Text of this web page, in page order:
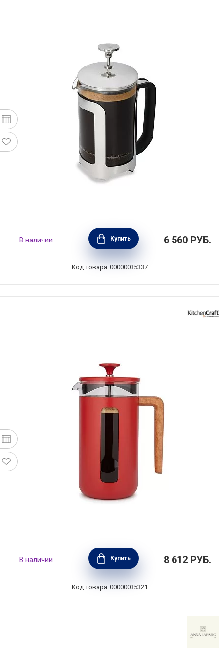
Кофейник френч-пресс La Cafetiere 850 мл,
нержавеющая сталь+стекло, Kitchen Craft,
Великобритания, LCROMA6CPSIL
В наличии Купить 6 560 РУБ.
Код товара: 00000035337
Кофейник френч-пресс La Cafetiere 1 л,
сталь+стекло+дерево, цвет красный,
Kitchen Craft, Великобритания,
LCPISA8CPREDW
В наличии Купить 8 612 РУБ.
Код товара: 00000035321